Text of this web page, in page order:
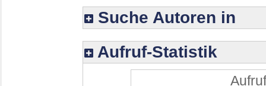
Suche Autoren in
Aufruf-Statistik